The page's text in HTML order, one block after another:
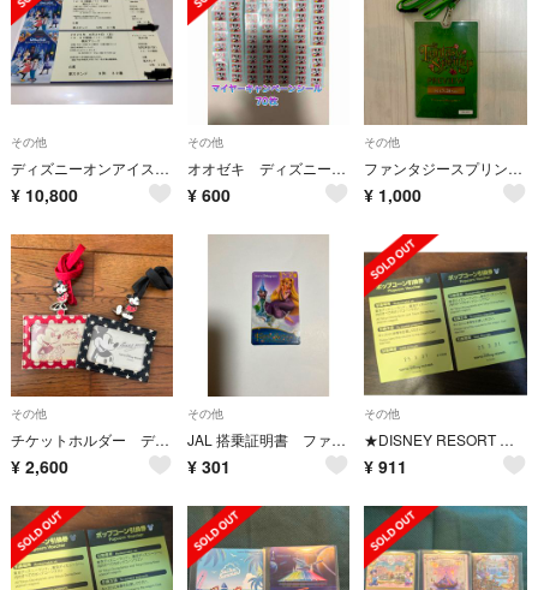
その他
ディズニーオンアイス2025 8月24日(日)横浜公演 横浜アリーナS席2枚ペア
¥ 10,800
その他
オオゼキ ディズニー✖️マイヤー
¥ 600
その他
ファンタジースプリングス チケットホルダー
¥ 1,000
その他
チケットホルダー ディズニー
¥ 2,600
その他
JAL 搭乗証明書 ファンタジースプリングス
¥ 301
その他
★DISNEY RESORT 引き換え券 ポップコーン ２枚
¥ 911